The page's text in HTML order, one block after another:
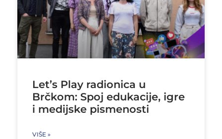
Let’s Play radionica u
Brčkom: Spoj edukacije, igre
i medijske pismenosti
VIŠE »